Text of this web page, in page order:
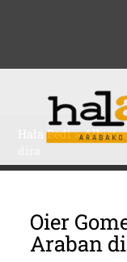
Hala Bedi>
Oier
Araban